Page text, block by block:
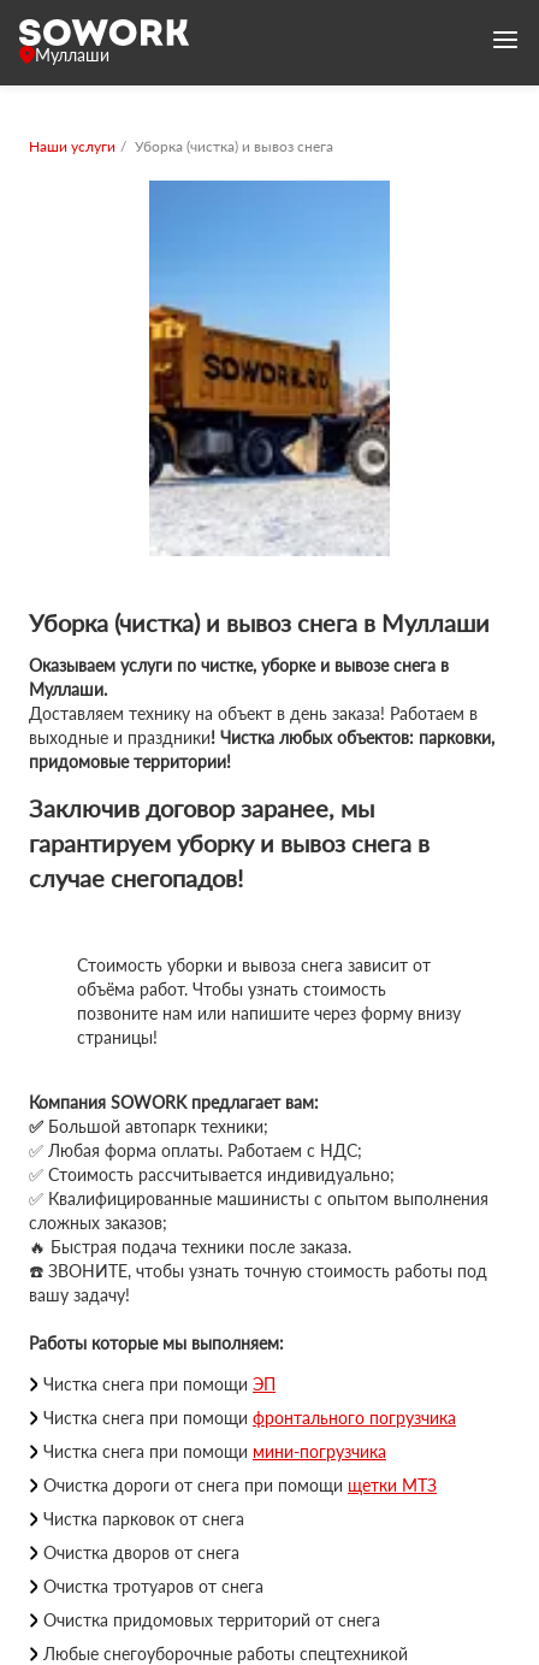
Муллаши
Наши услуги Уборка (чистка) и вывоз снега
Уборка (чистка) и вывоз снега в Муллаши
Оказываем услуги по чистке, уборке и вывозе снега в
Муллаши.
Доставляем технику на объект в день заказа! Работаем в
выходные и праздники! Чистка любых объектов: парковки,
придомовые территории!
Заключив договор заранее, мы
гарантируем уборку и вывоз снега в
случае снегопадов!
Стоимость уборки и вывоза снега зависит от
объёма работ. Чтобы узнать стоимость
позвоните нам или напишите через форму внизу
страницы!
Компания SOWORK предлагает вам:
✅ Большой автопарк техники;
✅ Любая форма оплаты. Работаем с НДС;
✅ Стоимость рассчитывается индивидуально;
✅ Квалифицированные машинисты с опытом выполнения
сложных заказов;
🔥 Быстрая подача техники после заказа.
☎️ ЗВОНИТЕ, чтобы узнать точную стоимость работы под
вашу задачу!
Работы которые мы выполняем:
Чистка снега при помощи ЭП
Чистка снега при помощи фронтального погрузчика
Чистка снега при помощи мини-погрузчика
Очистка дороги от снега при помощи щетки МТЗ
Чистка парковок от снега
Очистка дворов от снега
Очистка тротуаров от снега
Очистка придомовых территорий от снега
Любые снегоуборочные работы спецтехникой